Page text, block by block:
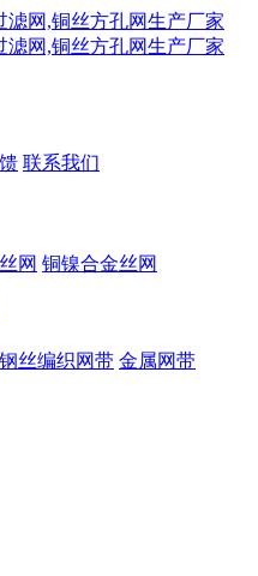
联系我们
网 铜镍合金丝网
丝编织网带 金属网带